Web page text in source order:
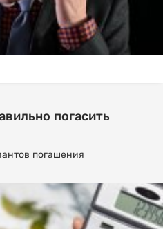
погасить
погашения